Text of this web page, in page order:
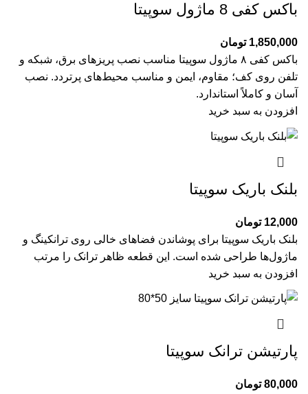
باکس کفی 8 ماژول سوپیتا
1,850,000 تومان
باکس کفی ۸ ماژول سوپیتا مناسب نصب پریزهای برق، شبکه و
تلفن روی کف؛ مقاوم، ایمن و مناسب محیط‌های پرتردد. نصب
آسان و کاملاً استاندارد.
افزودن به سبد خرید
بلنک باریک سوپیتا
12,000 تومان
بلنک باریک سوپیتا برای پوشاندن فضاهای خالی روی ترانکینگ و
ماژول‌ها طراحی شده است. این قطعه ظاهر ترانک را مرتب
افزودن به سبد خرید
پارتیشن ترانک سوپیتا
80,000 تومان